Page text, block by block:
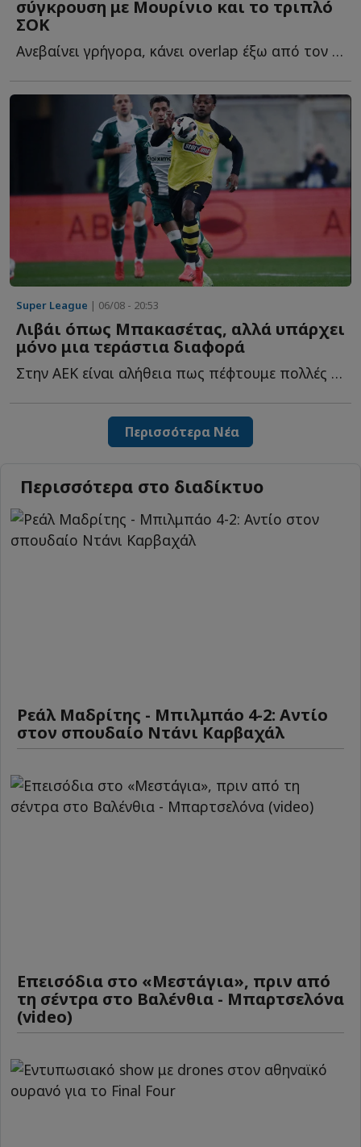
σύγκρουση με Μουρίνιο και το τριπλό
ΣΟΚ
Ανεβαίνει γρήγορα, κάνει overlap έξω από τον εξτρέμ, πατά σ...
Super League | 06/08 - 20:53
Λιβάι όπως Μπακασέτας, αλλά υπάρχει
μόνο μια τεράστια διαφορά
Στην ΑΕΚ είναι αλήθεια πως πέφτουμε πολλές στην παγίδα ν...
Περισσότερα Νέα
Περισσότερα στο διαδίκτυο
Ρεάλ Μαδρίτης - Μπιλμπάο 4-2: Αντίο
στον σπουδαίο Ντάνι Καρβαχάλ
Επεισόδια στο «Μεστάγια», πριν από
τη σέντρα στο Βαλένθια - Μπαρτσελόνα
(video)